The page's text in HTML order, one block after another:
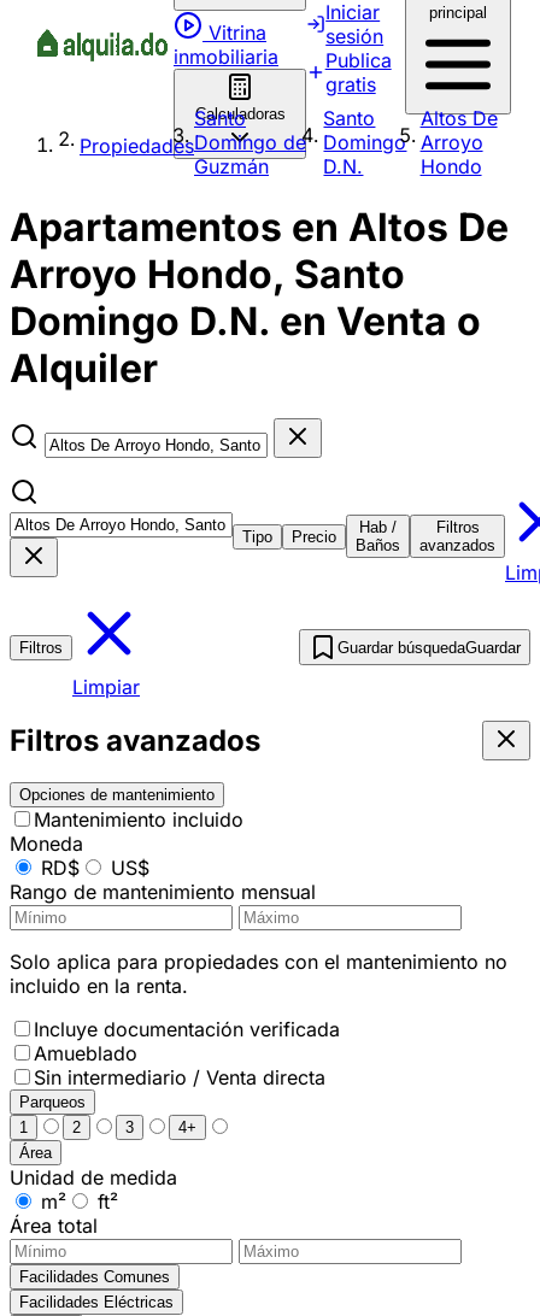
Vitrina
inmobiliaria
Calculadoras
Iniciar
sesión
Publica
gratis
principal
Propiedades
Santo
Domingo de
Guzmán
Santo
Domingo
D.N.
Altos De
Arroyo
Hondo
Apartamentos en Altos De
Arroyo Hondo, Santo
Domingo D.N. en Venta o
Alquiler
Tipo Precio
Hab /
Baños
Filtros
avanzados
Filtros
Limpiar
Guardar búsquedaGuardar
Filtros avanzados
Opciones de mantenimiento
Mantenimiento incluido
Moneda
RD$
US$
Rango de mantenimiento mensual
Solo aplica para propiedades con el mantenimiento no
incluido en la renta.
Incluye documentación verificada
Amueblado
Sin intermediario / Venta directa
Parqueos
1
2 3
4+
Área
Unidad de medida
m²
ft²
Área total
Facilidades Comunes
Facilidades Eléctricas